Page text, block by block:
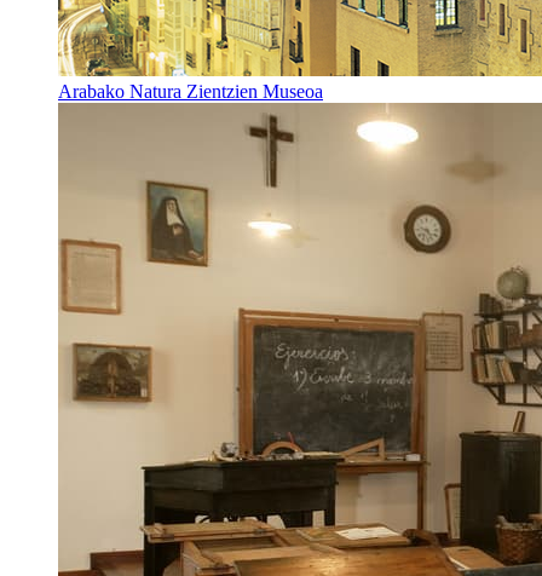
Arabako Natura Zientzien Museoa